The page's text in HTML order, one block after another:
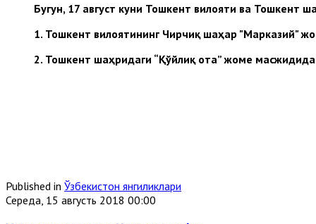
Бугун, 17 август куни Тошкент вилояти ва Тошкент
1. Тошкент вилоятининг Чирчиқ шаҳар "Марказий"
2. Тошкент шаҳридаги “Қўйлиқ ота” жоме
Published in Ўзбекистон янгиликлари
Середа, 15 августь 2018 00:00